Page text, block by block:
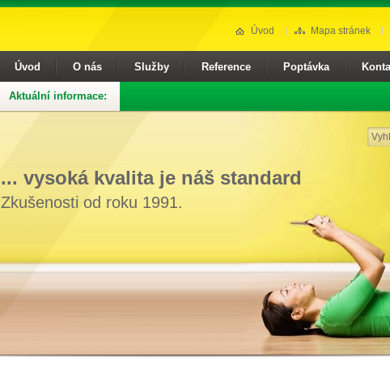
Úvod Mapa stránek
Úvod O nás Služby Reference Poptávka
Aktuální informace:
... vysoká kvalita je náš standard
Zkušenosti od roku 1991.